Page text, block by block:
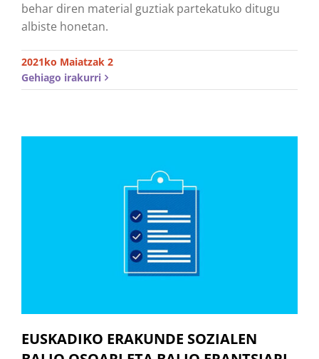
behar diren material guztiak partekatuko ditugu
albiste honetan.
2021ko Maiatzak 2
Gehiago irakurri
EUSKADIKO ERAKUNDE SOZIALEN